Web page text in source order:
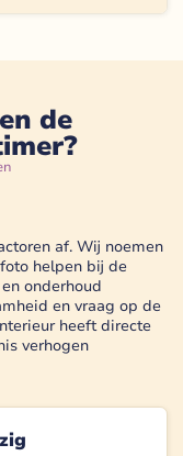
de
af. Wij noemen
helpen bij de
onderhoud
en vraag op de
heeft directe
verhogen